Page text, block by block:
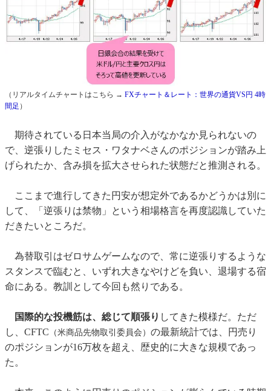
（リアルタイムチャートはこちら → FXチャート＆レート：世界の通貨VS円 4時
間足 ）
期待されている日本当局の介入がなかなか見られないの
で、逆張りしたミセス・ワタナベさんのポジションが踏み上
げられたか、含み損を拡大させられた状態だと推測される。
ここまで進行してきた円安が想定外であるかどうかは別に
して、「逆張りは禁物」という相場格言を再度認識していた
だきたいところだ。
為替取引はゼロサムゲームなので、常に逆張りするような
スタンスで臨むと、いずれ大きなやけどを負い、退場する宿
命にある。教訓として今回も然りである。
国際的な投機筋は、総じて順張り してきた模様だ。ただ
し、CFTC （米商品先物取引委員会） の最新統計では、円売り
のポジションが16万枚を超え、歴史的に大きな規模であっ
た。